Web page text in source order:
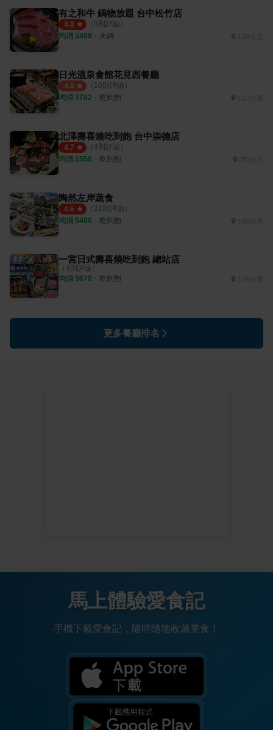
有之和牛 鍋物放題 台中松竹店
4.8 （ 9則評論）
均消 $888 ・ 火鍋 1.54公里
日光溫泉會館花見西餐廳
4.0 （ 10則評論）
均消 $782 ・ 吃到飽
北澤壽喜燒吃到飽 台中崇德店
4.7 （ 4則評論）
均消 $550 ・ 吃到飽 253公尺
陶然左岸蔬食
4.6 （ 31則評論）
均消 $400 ・ 吃到飽
一宮日式壽喜燒吃到飽 總站店
（ 4則評論）
均消 $670 ・ 吃到飽 2.46公里
更多餐廳排名
馬上體驗愛食記
手機下載愛食記，隨時隨地收藏美食！